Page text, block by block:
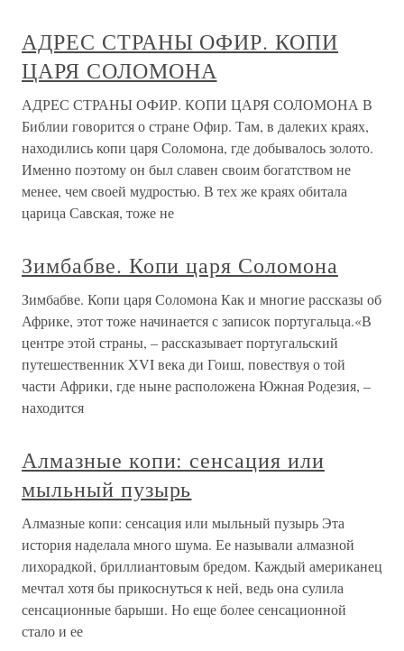
АДРЕС СТРАНЫ ОФИР. КОПИ
ЦАРЯ СОЛОМОНА
АДРЕС СТРАНЫ ОФИР. КОПИ ЦАРЯ СОЛОМОНА В
Библии говорится о стране Офир. Там, в далеких краях,
находились копи царя Соломона, где добывалось золото.
Именно поэтому он был славен своим богатством не
менее, чем своей мудростью. В тех же краях обитала
царица Савская, тоже не
Зимбабве. Копи царя Соломона
Зимбабве. Копи царя Соломона Как и многие рассказы об
Африке, этот тоже начинается с записок португальца.«В
центре этой страны, – рассказывает португальский
путешественник XVI века ди Гоиш, повествуя о той
части Африки, где ныне расположена Южная Родезия, –
находится
Алмазные копи: сенсация или
мыльный пузырь
Алмазные копи: сенсация или мыльный пузырь Эта
история наделала много шума. Ее называли алмазной
лихорадкой, бриллиантовым бредом. Каждый американец
мечтал хотя бы прикоснуться к ней, ведь она сулила
сенсационные барыши. Но еще более сенсационной
стало и ее